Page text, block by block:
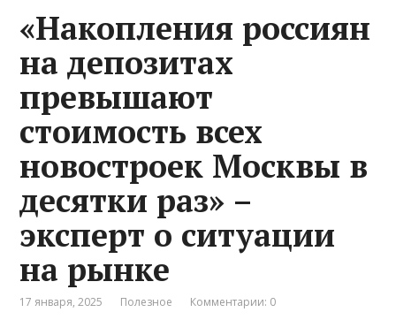
«Накопления россиян
на депозитах
превышают
стоимость всех
новостроек Москвы в
десятки раз» –
эксперт о ситуации
на рынке
17 января, 2025 Полезное Комментарии: 0